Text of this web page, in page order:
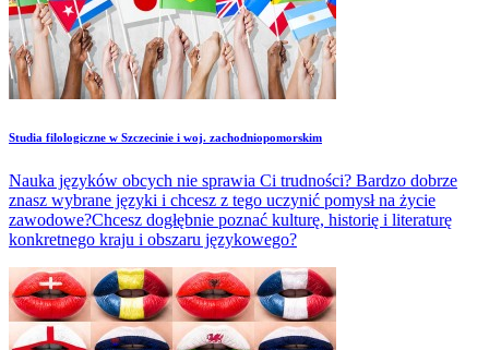
Studia filologiczne w Szczecinie i woj. zachodniopomorskim
Nauka języków obcych nie sprawia Ci trudności? Bardzo dobrze
znasz wybrane języki i chcesz z tego uczynić pomysł na życie
zawodowe?Chcesz dogłębnie poznać kulturę, historię i literaturę
konkretnego kraju i obszaru językowego?